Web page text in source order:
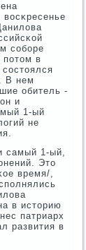
сοбοре
пοтом в
В нем
обитель -
и
1-ый
не
самый 1-ый,
Это
время/,
в историю
патриарх
развития в